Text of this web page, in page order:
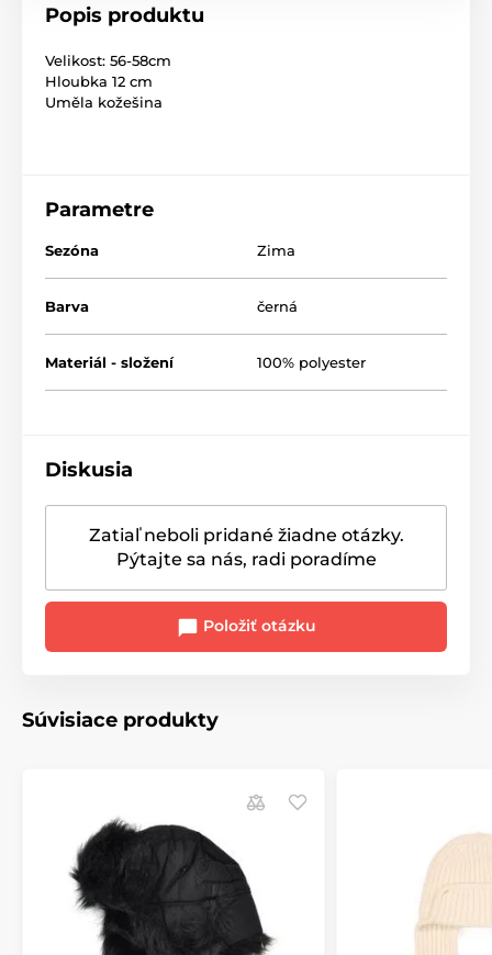
Popis produktu
Velikost: 56-58cm
Hloubka 12 cm
Uměla kožešina
Parametre
Sezóna Zima
Barva černá
Materiál - složení 100% polyester
Diskusia
Zatiaľ neboli pridané žiadne otázky.
Pýtajte sa nás, radi poradíme
Položiť otázku
Súvisiace produkty